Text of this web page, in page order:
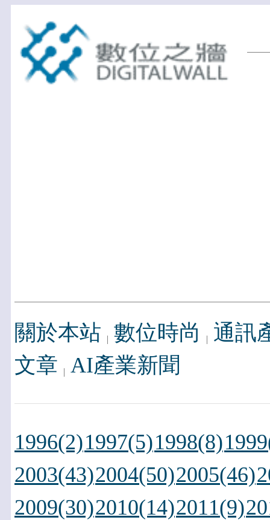
關於本站 數位時尚
通訊
文章 AI產業新聞
1996(2)1997(5)1998(8)
2003(43)2004(50)2005(46)
2009(30)2010(14)2011(9)